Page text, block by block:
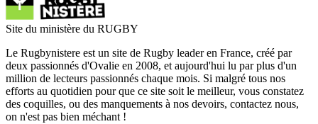
Site du ministère du RUGBY
Le Rugbynistere est un site de Rugby leader en France, créé par
deux passionnés d'Ovalie en 2008, et aujourd'hui lu par plus d'un
million de lecteurs passionnés chaque mois. Si malgré tous nos
efforts au quotidien pour que ce site soit le meilleur, vous constatez
des coquilles, ou des manquements à nos devoirs, contactez nous,
on n'est pas bien méchant !